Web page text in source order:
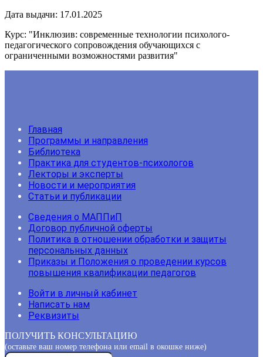
Дата выдачи: 17.01.2025
Курс: "Инклюзив: современные технологии психолого-
педагогического сопровождения обучающихся с
ограниченными возможностями развития"
Главная
Программы и направления
Библиотека
Практика для студентов-психологов
Лекторы и эксперты
Новости и мероприятия
Статьи и публикации
Сведения о МАППиП
Договор публичной оферты
Политика в отношении обработки и защиты
персональных данных
Приказы и Положения о проведении курсов
повышения квалификации педагогов
Войти в личный кабинет
Написать нам
Реквизиты
ПОЛУЧИТЬ КОНСУЛЬТАЦИЮ
(оставьте ваш номер телефона или email в окошке ниже)